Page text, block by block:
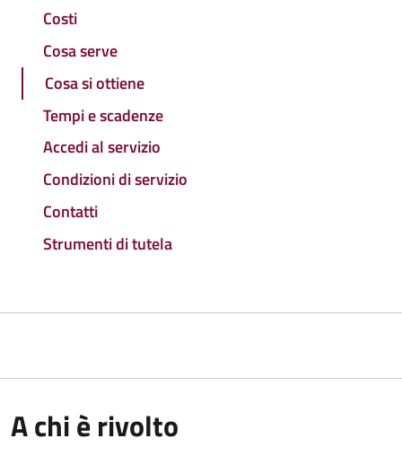
Costi
Cosa serve
Cosa si ottiene
Tempi e scadenze
Accedi al servizio
Condizioni di servizio
Contatti
Strumenti di tutela
A chi è rivolto